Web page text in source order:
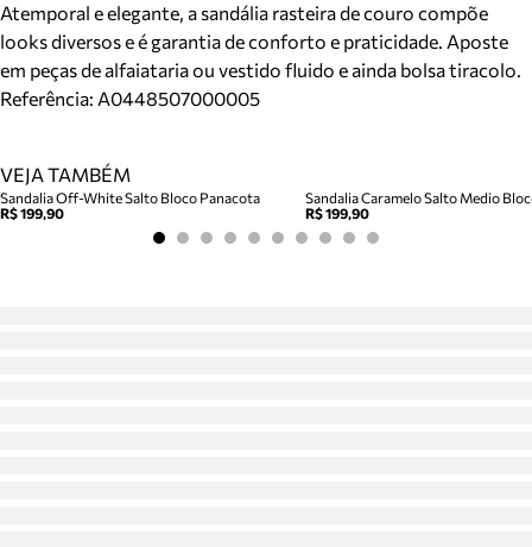
Atemporal e elegante, a sandália rasteira de couro compõe
looks diversos e é garantia de conforto e praticidade. Aposte
em peças de alfaiataria ou vestido fluido e ainda bolsa tiracolo.
Referência: A0448507000005
VEJA TAMBÉM
Sandalia Off-White Salto Bloco Panacota
R$ 199,90
R$ 199,90